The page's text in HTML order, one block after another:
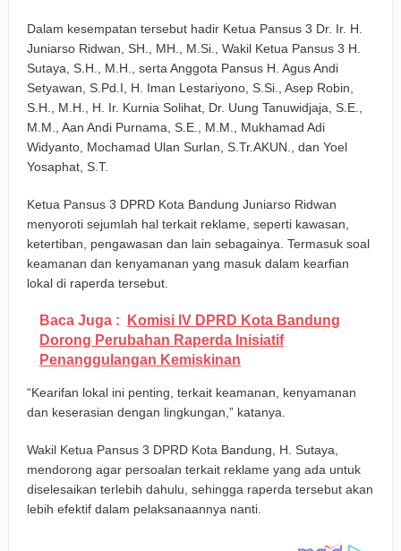
Dalam kesempatan tersebut hadir Ketua Pansus 3 Dr. Ir. H.
Juniarso Ridwan, SH., MH., M.Si., Wakil Ketua Pansus 3 H.
Sutaya, S.H., M.H., serta Anggota Pansus H. Agus Andi
Setyawan, S.Pd.I, H. Iman Lestariyono, S.Si., Asep Robin,
S.H., M.H., H. Ir. Kurnia Solihat, Dr. Uung Tanuwidjaja, S.E.,
M.M., Aan Andi Purnama, S.E., M.M., Mukhamad Adi
Widyanto, Mochamad Ulan Surlan, S.Tr.AKUN., dan Yoel
Yosaphat, S.T.
Ketua Pansus 3 DPRD Kota Bandung Juniarso Ridwan
menyoroti sejumlah hal terkait reklame, seperti kawasan,
ketertiban, pengawasan dan lain sebagainya. Termasuk soal
keamanan dan kenyamanan yang masuk dalam kearfian
lokal di raperda tersebut.
Baca Juga :
Komisi IV DPRD Kota Bandung
Dorong Perubahan Raperda Inisiatif
Penanggulangan Kemiskinan
“Kearifan lokal ini penting, terkait keamanan, kenyamanan
dan keserasian dengan lingkungan,” katanya.
Wakil Ketua Pansus 3 DPRD Kota Bandung, H. Sutaya,
mendorong agar persoalan terkait reklame yang ada untuk
diselesaikan terlebih dahulu, sehingga raperda tersebut akan
lebih efektif dalam pelaksanaannya nanti.